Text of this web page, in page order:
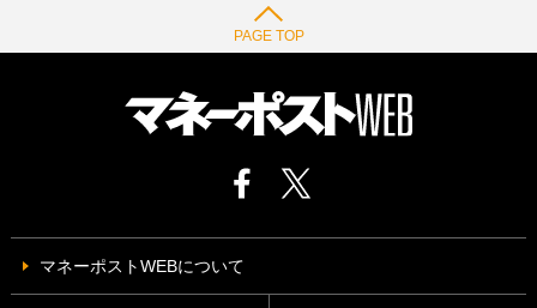
PAGE TOP
マネーポストWEBについて